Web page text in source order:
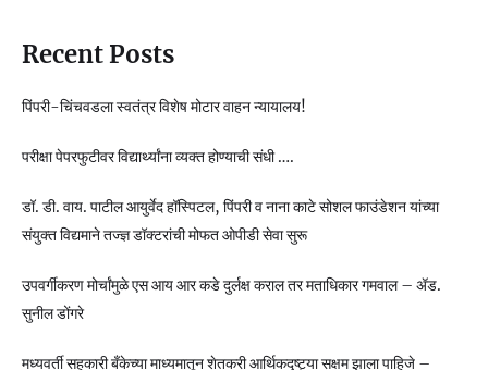
Recent Posts
पिंपरी-चिंचवडला स्वतंत्र विशेष मोटार वाहन न्यायालय!
परीक्षा पेपरफुटीवर विद्यार्थ्यांना व्यक्त होण्याची संधी ….
डॉ. डी. वाय. पाटील आयुर्वेद हॉस्पिटल, पिंपरी व नाना काटे सोशल फाउंडेशन यांच्या
संयुक्त विद्यमाने तज्ज्ञ डॉक्टरांची मोफत ओपीडी सेवा सुरू
उपवर्गीकरण मोर्चांमुळे एस आय आर कडे दुर्लक्ष कराल तर मताधिकार गमवाल – ॲड.
सुनील डोंगरे
मध्यवर्ती सहकारी बँकेच्या माध्यमातून शेतकरी आर्थिकदृष्ट्या सक्षम झाला पाहिजे –